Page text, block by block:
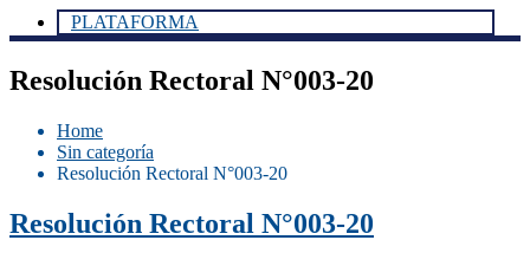
PLATAFORMA
Resolución Rectoral N°003-20
Home
Sin categoría
Resolución Rectoral N°003-20
Resolución Rectoral N°003-20